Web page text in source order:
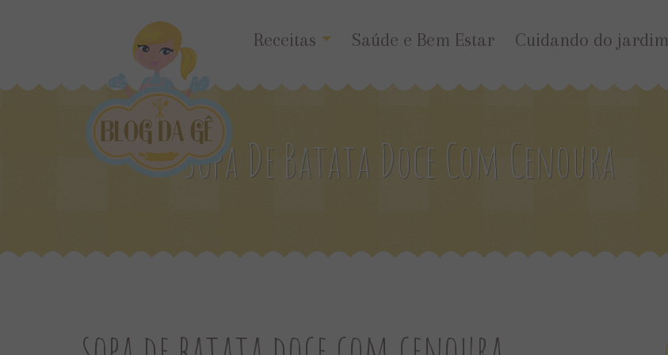
Receitas Saúde e Bem Estar Cuidando do jardim
Sopa De Batata Doce Com Cenoura